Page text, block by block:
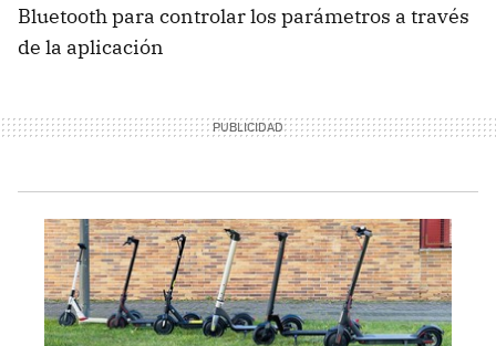
Bluetooth para controlar los parámetros a través
de la aplicación